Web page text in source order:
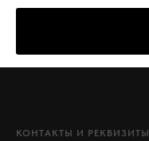
КОНТАКТЫ И РЕКВИЗИТЫ